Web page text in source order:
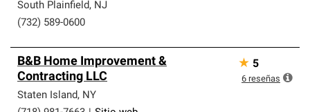
South Plainfield, NJ
(732) 589-0600
B&B Home Improvement &
Contracting LLC
Staten Island, NY
★ 5
6 reseñas